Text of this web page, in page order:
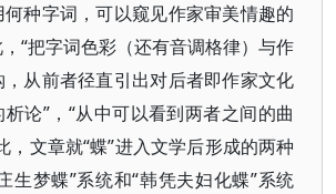
种字词，可以窥见作家审美情趣的
“把字词色彩（还有音调格律）与作
从前者径直引出对后者即作家文化
论”，“从中可以看到两者之间的曲
，文章就“蝶”进入文学后形成的两种
梦蝶”系统和“韩凭夫妇化蝶”系统